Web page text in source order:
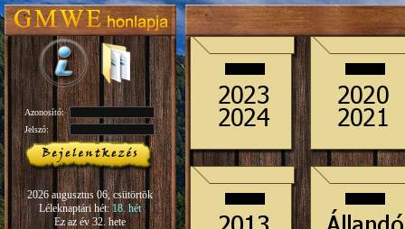
Azonosító:
Jelszó:
2026 augusztus 06, csütörtök
Léleknaptári hét:18. hét
Ez az év 32. hete